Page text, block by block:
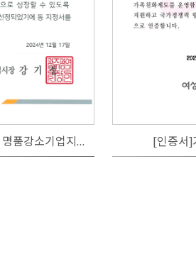
[지정서]광주광역시 명품강소기업지정서 [인증서]